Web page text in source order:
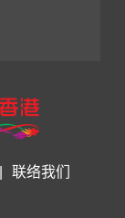
联络我们